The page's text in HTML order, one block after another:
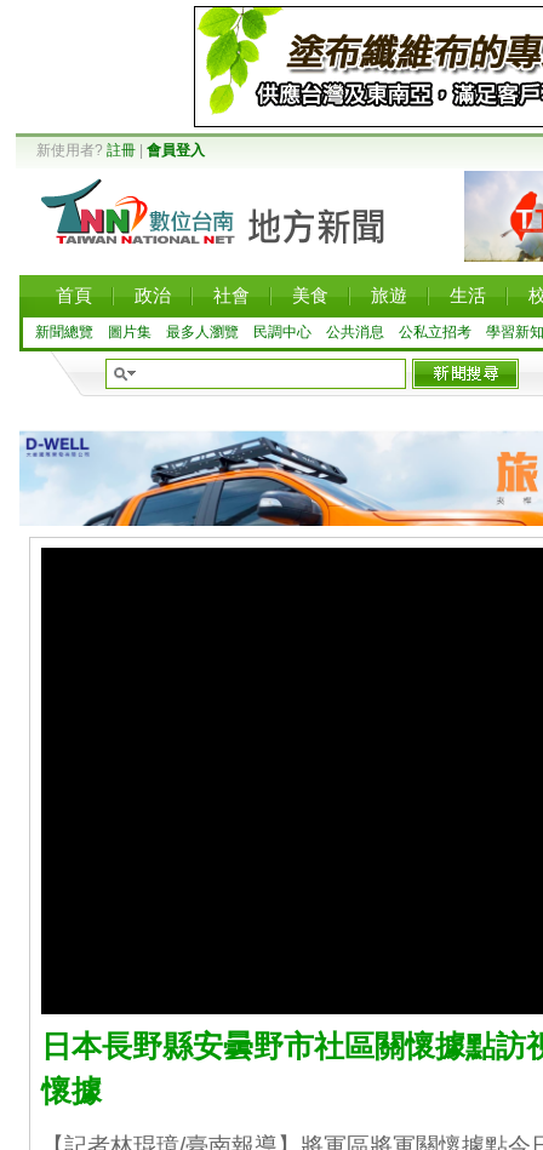
新使用者? 註冊 會員登入
首頁 政治 社會 美食 旅遊 生活
新聞總覽 圖片集 最多人瀏覽 民調中心 公共消息 公私立招考 學習新知
日本長野縣安曇野市社區關懷據點訪
懷據